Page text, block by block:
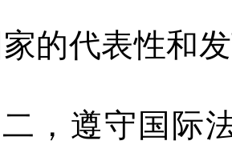
的代表性和
，遵守国际